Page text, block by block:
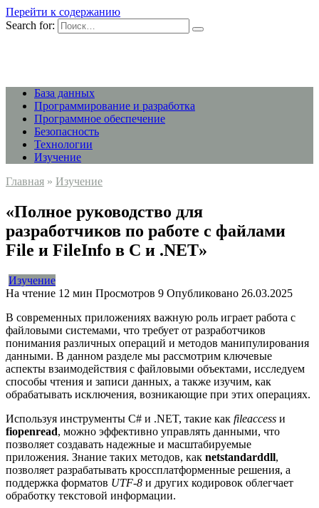
Перейти к содержанию
Search for:
База данных
Программирование и разработка
Программное обеспечение
Безопасность
Технологии
Изучение
Главная » Изучение
«Полное руководство для
разработчиков по работе с файлами
File и FileInfo в C и .NET»
Изучение
На чтение 12 мин Просмотров 9 Опубликовано 26.03.2025
В современных приложениях важную роль играет работа с
файловыми системами, что требует от разработчиков
понимания различных операций и методов манипулирования
данными. В данном разделе мы рассмотрим ключевые
аспекты взаимодействия с файловыми объектами, исследуем
способы чтения и записи данных, а также изучим, как
обрабатывать исключения, возникающие при этих операциях.
Используя инструменты C# и .NET, такие как fileaccess и
fiopenread, можно эффективно управлять данными, что
позволяет создавать надежные и масштабируемые
приложения. Знание таких методов, как netstandarddll,
позволяет разрабатывать кроссплатформенные решения, а
поддержка форматов UTF-8 и других кодировок облегчает
обработку текстовой информации.